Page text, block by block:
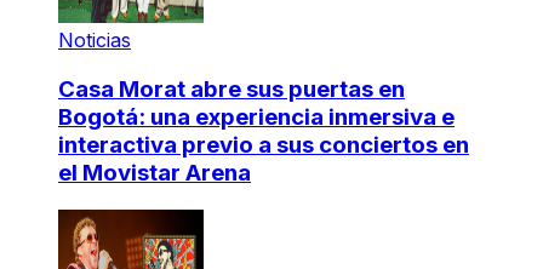
Noticias
Casa Morat abre sus puertas en
Bogotá: una experiencia inmersiva e
interactiva previo a sus conciertos en
el Movistar Arena